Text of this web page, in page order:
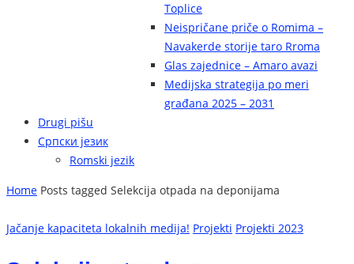
Toplice
Neispričane priče o Romima –
Navakerde storije taro Rroma
Glas zajednice – Amaro avazi
Medijska strategija po meri
građana 2025 – 2031
Drugi pišu
Српски језик
Romski jezik
Home Posts tagged Selekcija otpada na deponijama
Jačanje kapaciteta lokalnih medija! Projekti Projekti 2023